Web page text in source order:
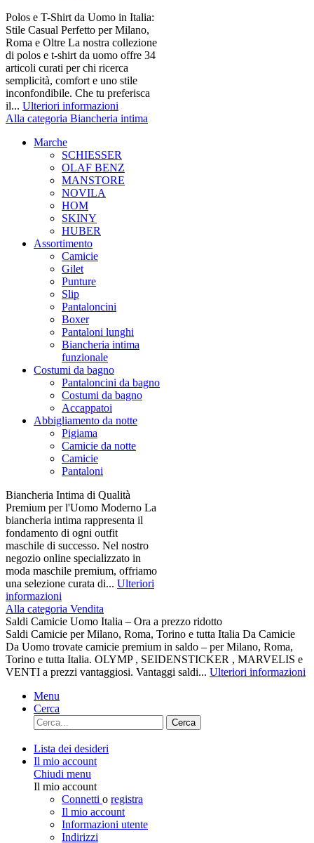
Polos e T-Shirt da Uomo in Italia:
Stile Casual Perfetto per Milano,
Roma e Oltre La nostra collezione
di polos e t-shirt da uomo offre 34
articoli curati per chi ricerca
semplicità, comfort e uno stile
inconfondibile. Che tu preferisca
il... Ulteriori informazioni
Alla categoria Biancheria intima
Marche
SCHIESSER
OLAF BENZ
MANSTORE
NOVILA
HOM
SKINY
HUBER
Assortimento
Camicie
Gilet
Punture
Slip
Pantaloncini
Boxer
Pantaloni lunghi
Biancheria intima
funzionale
Costumi da bagno
Pantaloncini da bagno
Costumi da bagno
Accappatoi
Abbigliamento da notte
Pigiama
Camicie da notte
Camicie
Pantaloni
Biancheria Intima di Qualità
Premium per l'Uomo Moderno La
biancheria intima rappresenta il
fondamento di ogni outfit
maschile di successo. Nel nostro
negozio online specializzato in
moda maschile premium, offriamo
una selezione curata di... Ulteriori
informazioni
Alla categoria Vendita
Saldi Camicie Uomo Italia – Ora a prezzo ridotto
Saldi Camicie per Milano, Roma, Torino e tutta Italia Da Camicie
Da Uomo trovate camicie premium in saldo – per Milano, Roma,
Torino e tutta Italia. OLYMP , SEIDENSTICKER , MARVELIS e
VENTI a prezzi vantaggiosi. Vantaggi saldi... Ulteriori informazioni
Menu
Cerca
Cerca
Lista dei desideri
Il mio account
Chiudi menu
Il mio account
Connetti o registra
Il mio account
Informazioni utente
Indirizzi